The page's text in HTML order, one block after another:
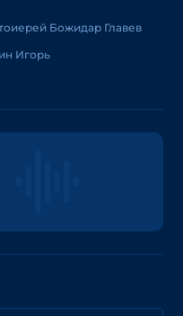
Божидар Главев
Игорь